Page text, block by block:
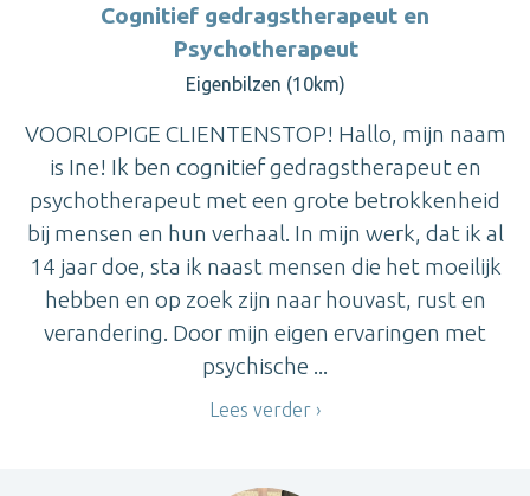
Cognitief gedragstherapeut en
Psychotherapeut
Eigenbilzen (10km)
VOORLOPIGE CLIENTENSTOP! Hallo, mijn naam
is Ine! Ik ben cognitief gedragstherapeut en
psychotherapeut met een grote betrokkenheid
bij mensen en hun verhaal. In mijn werk, dat ik al
14 jaar doe, sta ik naast mensen die het moeilijk
hebben en op zoek zijn naar houvast, rust en
verandering. Door mijn eigen ervaringen met
psychische ...
Lees verder